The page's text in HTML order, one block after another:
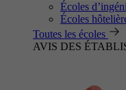
Écoles
Écoles
Toutes les écoles
AVIS DES